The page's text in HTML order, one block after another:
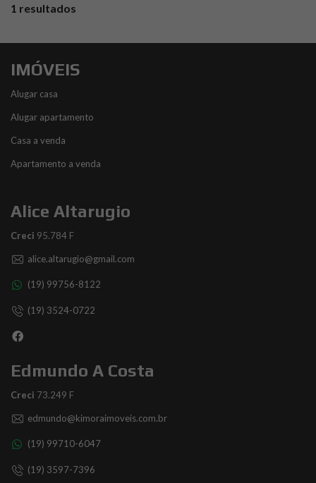
1 resultados
IMÓVEIS
Alugar casa
Alugar apartamento
Casa a venda
Apartamento a venda
Alice Altarugio
Creci 95.784 F
alice.altarugio@gmail.com
(19) 99756-8122
(19) 3524-0722
Edmundo A Costa
Creci 73.249 F
edmundo@kimoraimoveis.com.br
(19) 99710-6047
(19) 3597-7396